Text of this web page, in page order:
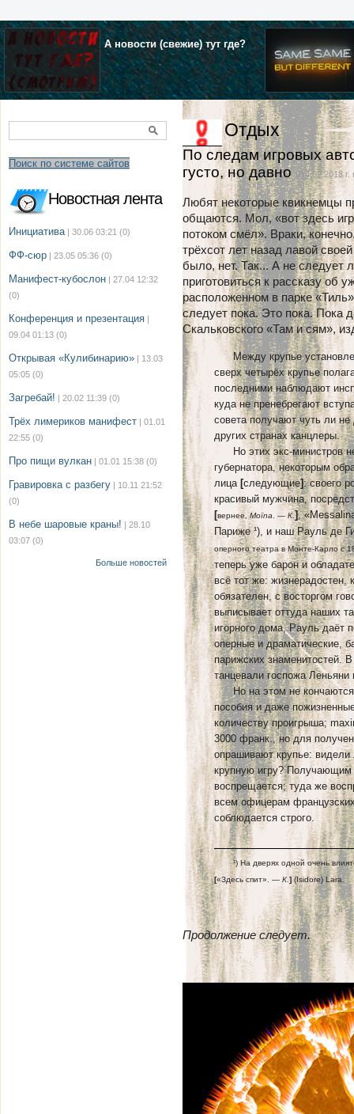
А новости (свежие) тут где?
Поиск по системе сайтов
Новостная лента
Инициатива | 30.06 03:21 (0)
ФФ-сюр | 23.05 05:36 (0)
Манифест-кубослон | 27.04 12:32
(0)
Конференция и презентация |
09.04 01:13 (0)
Открывая «Кулибинарию» | 13.03
05:05 (0)
Загребай! | 20.02 11:39 (0)
Трёх лимериков манифест | 01.01
22:55 (0)
Про пищи вулкан | 01.01 15:38 (0)
Гравировка с разбегу | 10.11 21:52
(0)
В небе шаровые краны! | 28.10
03:07 (0)
Больше новостей
Отдых
По следам игровых
густо, но давно| 14.02.2018 г.
Любят некоторые квикнемцы
общаются. Мол, «вот здесь
потоком смёл». Враки,
трёхсот лет назад лавой
было, нет. Так... А не следует
приготовиться к рассказу об
расположенном в парке
следует пока. Это пока. Пока
Скальковского «Там и сям»,
Между крупье
сверх четырёх крупье
последними наблюдают
куда не пренебрегают
совета получают чуть ли
других странах канцлеры.
Но этих экс-министров
губернатора, некоторым
лица [следующие]: своего
красивый мужчина,
[вернее,Moïna . —К.],
Париже ¹), и наш Рауль де
оперного театра в Монте-Карло с
теперь уже барон и
всё тот же: жизнерадостен,
обязателен, с восторгом
выписывает оттуда наших
игорного дома, Рауль даёт
оперные и драматические,
парижских знаменитостей.
танцевали госпожа
Но на этом не кончаются
пособия и даже
количеству проигрыша;
3000 франк., но для
опрашивают крупье: видели
крупную игру? Получающим
воспрещается; туда же
всем офицерам
соблюдается строго.
¹) На дверях одной очень
[«Здесь спит». — К.](Isidore) Lara.
Продолжение следует.